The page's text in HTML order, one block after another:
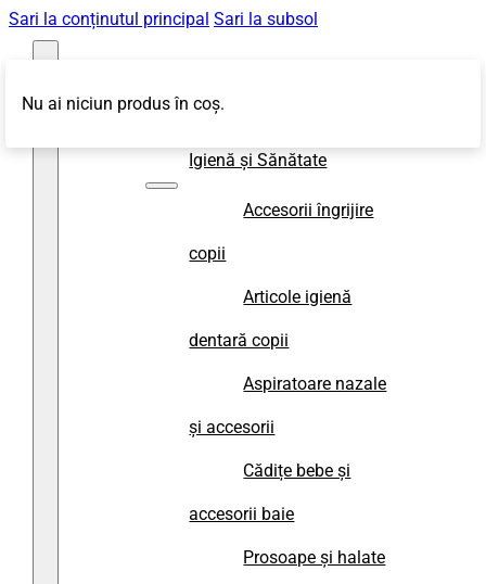
Sari la conținutul principal Sari la subsol
Igienă și Sănătate
Accesorii îngrijire
copii
Articole igienă
dentară copii
Aspiratoare nazale
și accesorii
Cădițe bebe și
accesorii baie
Prosoape și halate
Nu ai niciun produs în coș.